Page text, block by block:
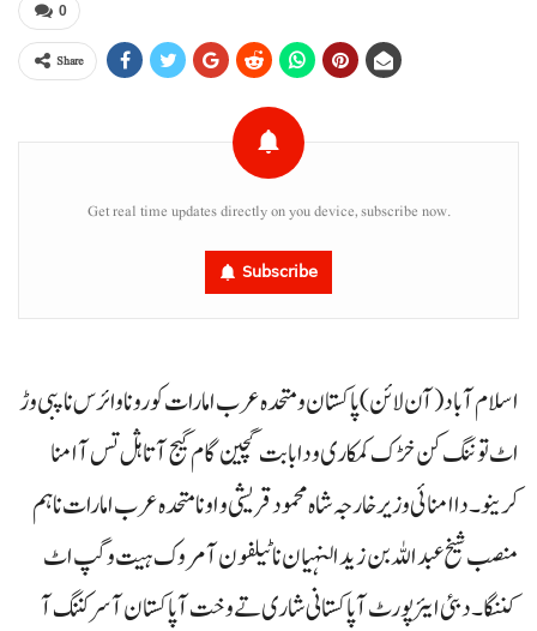
0
Share
Get real time updates directly on you device, subscribe now.
Subscribe
اسلام آباد(آن لائن)پاکستان و متحدہ عرب امارات کوروناوائرس نا پبی وڑ
اٹ توننگ کن خڑک کمکاری و دا بابت گچین گام گیج آتا ہڷ تس آ امنا
کرینو۔ دا امنائی وزیر خارجہ شاہ محمود قریشی و اونا متحدہ عرب امارات نا ہم
منصب شیخ عبداللہ بن زید النہیان نا ٹیلفون آ مروک ہیت و گپ اٹ
کننگا۔ دبئی ایئرپورٹ آ پاکستانی شاری تے وخت آ پاکستان آ سر کننگ آ